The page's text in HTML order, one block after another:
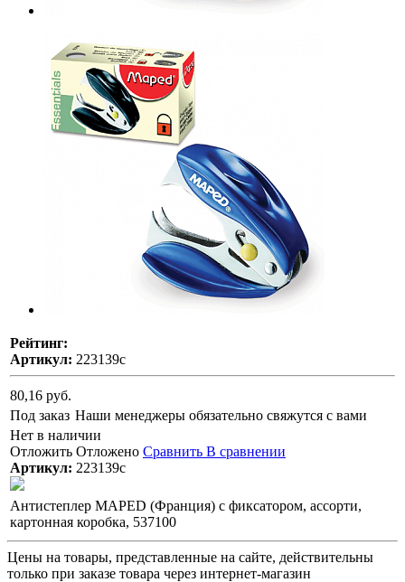
Рейтинг:
Артикул: 223139с
80,16 руб.
Под заказ Наши менеджеры обязательно свяжутся с вами
Нет в наличии
Отложить Отложено Сравнить В сравнении
Артикул: 223139с
Антистеплер MAPED (Франция) с фиксатором, ассорти,
картонная коробка, 537100
Цены на товары, представленные на сайте, действительны
только при заказе товара через интернет-магазин